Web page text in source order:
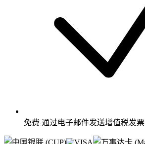
免费 通过电子邮件发送增值税发票